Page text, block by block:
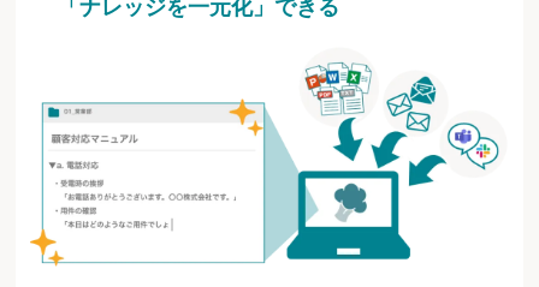
「ナレッジを一元化」できる